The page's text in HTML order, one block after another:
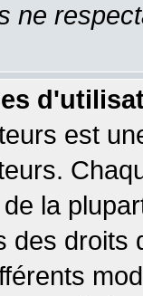
ne
est
la
des